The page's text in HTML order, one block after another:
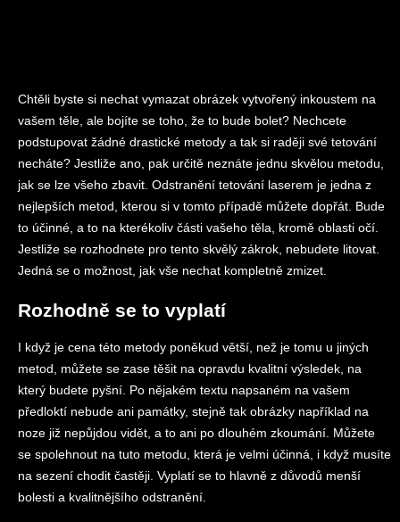
Chtěli byste si nechat vymazat obrázek vytvořený inkoustem na
vašem těle, ale bojíte se toho, že to bude bolet? Nechcete
podstupovat žádné drastické metody a tak si raději své tetování
necháte? Jestliže ano, pak určitě neznáte jednu skvělou metodu,
jak se lze všeho zbavit. Odstranění tetování laserem je jedna z
nejlepších metod, kterou si v tomto případě můžete dopřát. Bude
to účinné, a to na kterékoliv části vašeho těla, kromě oblasti očí.
Jestliže se rozhodnete pro tento skvělý zákrok, nebudete litovat.
Jedná se o možnost, jak vše nechat kompletně zmizet.
Rozhodně se to vyplatí
I když je cena této metody poněkud větší, než je tomu u jiných
metod, můžete se zase těšit na opravdu kvalitní výsledek, na
který budete pyšní. Po nějakém textu napsaném na vašem
předloktí nebude ani památky, stejně tak obrázky například na
noze již nepůjdou vidět, a to ani po dlouhém zkoumání. Můžete
se spolehnout na tuto metodu, která je velmi účinná, i když musíte
na sezení chodit častěji. Vyplatí se to hlavně z důvodů menší
bolesti a kvalitnějšího odstranění.